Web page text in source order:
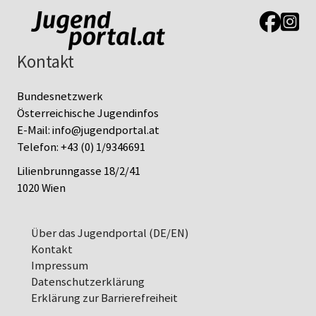
Link zur
Link
Kontakt
Bundesnetzwerk
Österreichische Jugendinfos
E-Mail:info@jugendportal.at
Telefon:+43 (0) 1/9346691
Lilienbrunngasse 18/2/41
1020 Wien
Über das Jugendportal (DE/EN)
Kontakt
Impressum
Datenschutz­erklärung
Erklärung zur Barrierefreiheit